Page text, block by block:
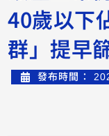
40歲以下
群」提早
發布時間：